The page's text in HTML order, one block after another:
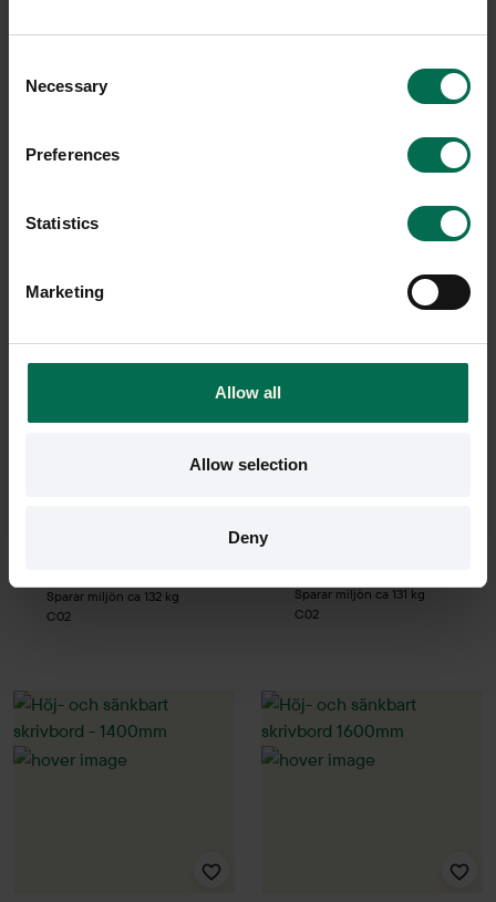
Selection
Necessary
Preferences
Statistics
Marketing
Allow all
Allow selection
Deny
Begagnad
Höj- och sänkbart skrivbord
Sparar miljön ca 132 kg
C02
Rekomo
Begagnad
Höj- och sänkbart skrivbord
Sparar miljön ca 131 kg
C02